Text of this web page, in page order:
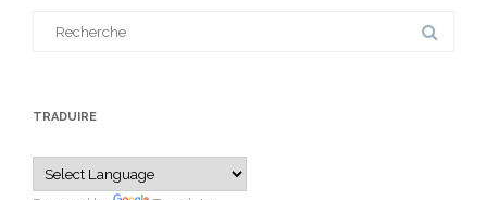
TRADUIRE